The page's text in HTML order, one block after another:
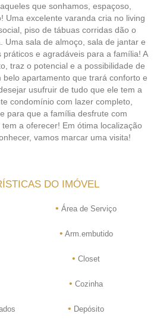
que sonhamos, espaçoso,
Uma excelente varanda cria no living
piso de tábuas corridas dão o
Uma sala de almoço, sala de jantar e
e agradáveis para a família! A
traz o potencial e a possibilidade de
apartamento que trará conforto e
usufruir de tudo que ele tem a
condomínio com lazer completo,
para que a família desfrute com
a oferecer! Em ótima localização
vamos marcar uma visita!
DO IMÓVEL
• Área de Serviço
• Arm.embutido
• Closet
• Cozinha
• Depósito